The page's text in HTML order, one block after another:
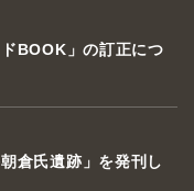
BOOK」の訂正につ
倉氏遺跡」を発刊し